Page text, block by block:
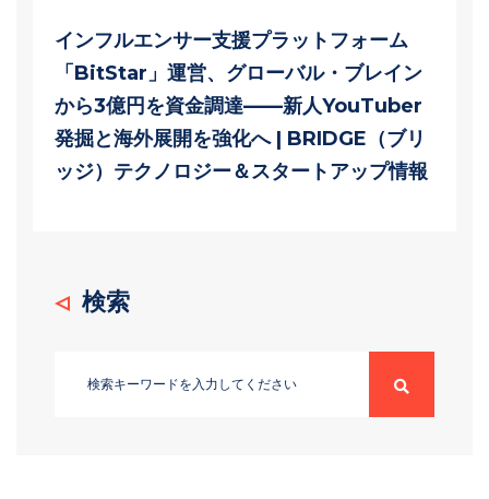
インフルエンサー支援プラットフォーム
「BitStar」運営、グローバル・ブレイン
から3億円を資金調達——新人YouTuber
発掘と海外展開を強化へ | BRIDGE（ブリ
ッジ）テクノロジー＆スタートアップ情報
検索